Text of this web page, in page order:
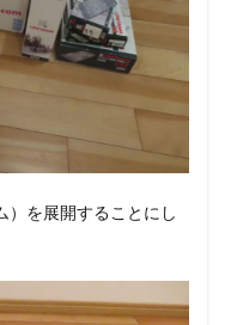
）を展開することにし